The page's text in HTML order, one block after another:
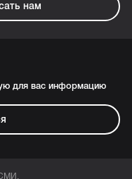
нам
для вас информацию